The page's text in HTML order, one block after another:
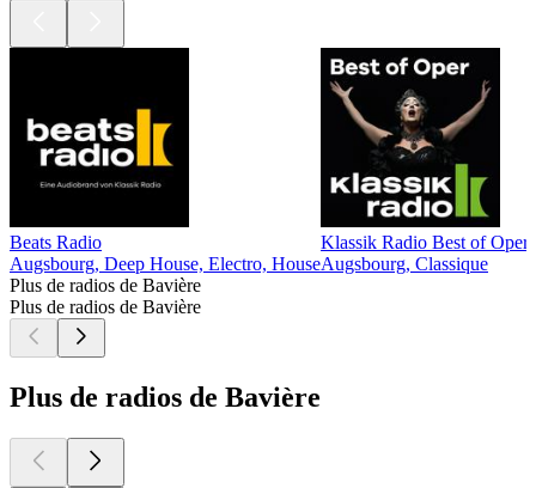
Beats Radio
Augsbourg, Deep House, Electro, House
Klassik Radio Best of Oper
Augsbourg, Classique
Plus de radios de Bavière
Plus de radios de Bavière
Plus de radios de Bavière